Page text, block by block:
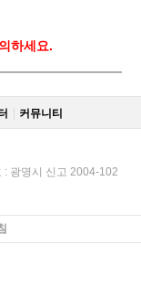
하세요.
커뮤니티
광명시 신고 2004-102